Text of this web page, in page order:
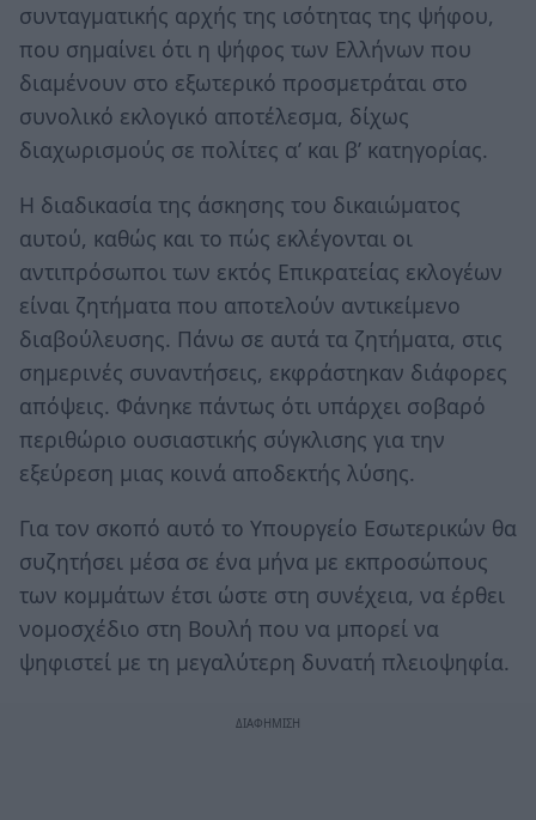
συνταγματικής αρχής της ισότητας της ψήφου,
που σημαίνει ότι η ψήφος των Ελλήνων που
διαμένουν στο εξωτερικό προσμετράται στο
συνολικό εκλογικό αποτέλεσμα, δίχως
διαχωρισμούς σε πολίτες α’ και β’ κατηγορίας.
Η διαδικασία της άσκησης του δικαιώματος
αυτού, καθώς και το πώς εκλέγονται οι
αντιπρόσωποι των εκτός Επικρατείας εκλογέων
είναι ζητήματα που αποτελούν αντικείμενο
διαβούλευσης. Πάνω σε αυτά τα ζητήματα, στις
σημερινές συναντήσεις, εκφράστηκαν διάφορες
απόψεις. Φάνηκε πάντως ότι υπάρχει σοβαρό
περιθώριο ουσιαστικής σύγκλισης για την
εξεύρεση μιας κοινά αποδεκτής λύσης.
Για τον σκοπό αυτό το Υπουργείο Εσωτερικών θα
συζητήσει μέσα σε ένα μήνα με εκπροσώπους
των κομμάτων έτσι ώστε στη συνέχεια, να έρθει
νομοσχέδιο στη Βουλή που να μπορεί να
ψηφιστεί με τη μεγαλύτερη δυνατή πλειοψηφία.